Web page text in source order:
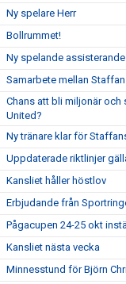
Ny spelare Herr
Bollrummet!
Ny spelande
Samarbete mellan
Chans att bli miljonär
United?
Ny tränare klar för
Uppdaterade riktlinjer
Kansliet håller höstlov
Erbjudande från
Pågacupen 24-25 okt
Kansliet nästa vecka
Minnesstund för Björn